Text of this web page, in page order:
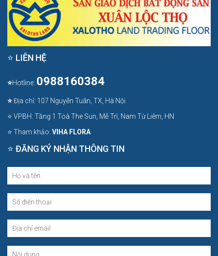
⭐ LIÊN HỆ
⭐Hotline: 0988160384
⭐Địa chỉ: 107 Nguyễn Tuân, TX, Hà Nội
⭐ VPBH: Tầng 1 Toà The Sun, Mễ Trì, Nam Từ Liêm, HN
⭐ Tham khảo: VIHA FLORA
⭐ ĐĂNG KÝ NHẬN THÔNG TIN